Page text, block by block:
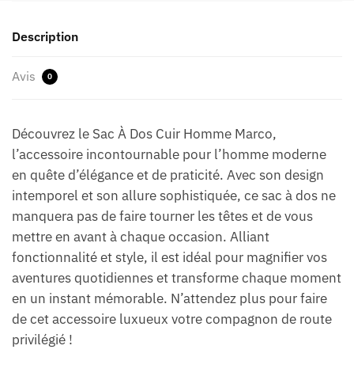
Description
Avis 0
Découvrez le Sac À Dos Cuir Homme Marco,
l’accessoire incontournable pour l’homme moderne
en quête d’élégance et de praticité. Avec son design
intemporel et son allure sophistiquée, ce sac à dos ne
manquera pas de faire tourner les têtes et de vous
mettre en avant à chaque occasion. Alliant
fonctionnalité et style, il est idéal pour magnifier vos
aventures quotidiennes et transforme chaque moment
en un instant mémorable. N’attendez plus pour faire
de cet accessoire luxueux votre compagnon de route
privilégié !